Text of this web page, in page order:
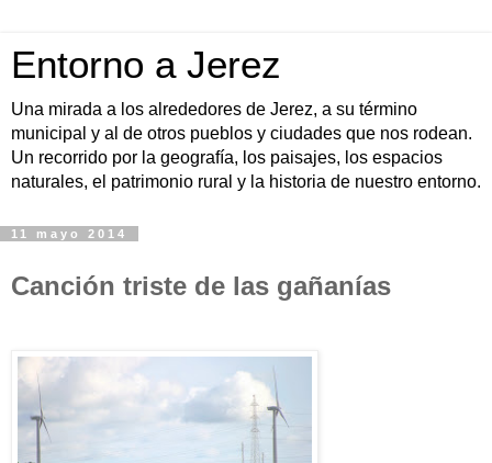
Entorno a Jerez
Una mirada a los alrededores de Jerez, a su término
municipal y al de otros pueblos y ciudades que nos rodean.
Un recorrido por la geografía, los paisajes, los espacios
naturales, el patrimonio rural y la historia de nuestro entorno.
11 mayo 2014
Canción triste de las gañanías